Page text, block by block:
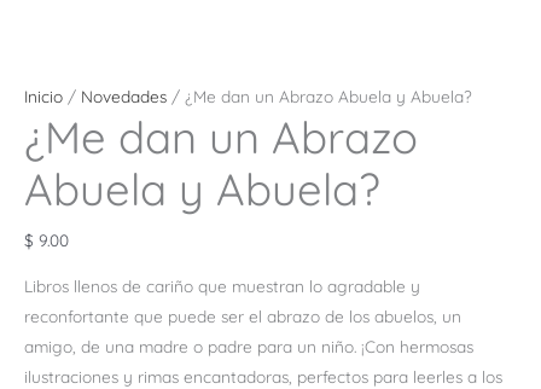
Inicio / Novedades / ¿Me dan un Abrazo Abuela y Abuela?
¿Me dan un Abrazo
Abuela y Abuela?
$ 9.00
Libros llenos de cariño que muestran lo agradable y
reconfortante que puede ser el abrazo de los abuelos, un
amigo, de una madre o padre para un niño. ¡Con hermosas
ilustraciones y rimas encantadoras, perfectos para leerles a los